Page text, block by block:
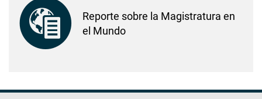
Reporte sobre la Magistratura en
el Mundo